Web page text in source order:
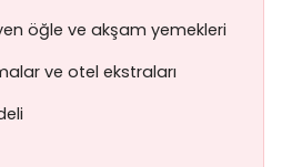
öğle ve akşam yemekleri
ve otel ekstraları